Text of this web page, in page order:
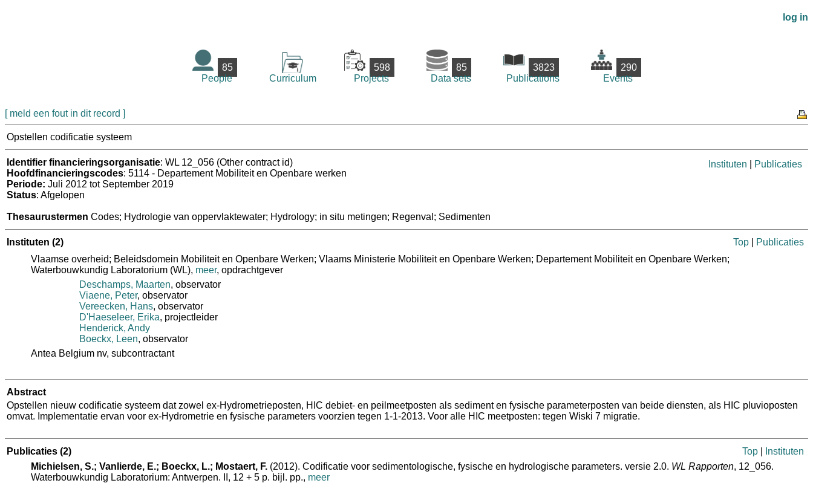
log in
85
People
Curriculum
598
Projects
85
Data sets
3823
Publications
290
Events
[ meld een fout in dit record ]
Opstellen codificatie systeem
Identifier financieringsorganisatie: WL 12_056 (Other contract id)
Hoofdfinancieringscodes: 5114 - Departement Mobiliteit en Openbare werken
Periode: Juli 2012 tot September 2019
Status: Afgelopen
Thesaurustermen Codes; Hydrologie van oppervlaktewater; Hydrology; in situ metingen; Regenval; Sedimenten
Instituten Publicaties
Instituten (2) Top
Publicaties
Vlaamse overheid; Beleidsdomein Mobiliteit en Openbare Werken; Vlaams Ministerie Mobiliteit en Openbare Werken; Departement Mobiliteit en Openbare Werken;
Waterbouwkundig Laboratorium (WL), meer, opdrachtgever
Deschamps, Maarten, observator
Viaene, Peter, observator
Vereecken, Hans, observator
D'Haeseleer, Erika, projectleider
Henderick, Andy
Boeckx, Leen, observator
Antea Belgium nv, subcontractant
Abstract
Opstellen nieuw codificatie systeem dat zowel ex-Hydrometrieposten, HIC debiet- en peilmeetposten als sediment en fysische parameterposten van beide diensten, als HIC pluvioposten
omvat. Implementatie ervan voor ex-Hydrometrie en fysische parameters voorzien tegen 1-1-2013. Voor alle HIC meetposten: tegen Wiski 7 migratie.
Publicaties (2) Top
Instituten
Michielsen, S.; Vanlierde, E.; Boeckx, L.; Mostaert, F. (2012). Codificatie voor sedimentologische, fysische en hydrologische parameters. versie 2.0. WL Rapporten, 12_056.
Waterbouwkundig Laboratorium: Antwerpen. II, 12 + 5 p. bijl. pp., meer